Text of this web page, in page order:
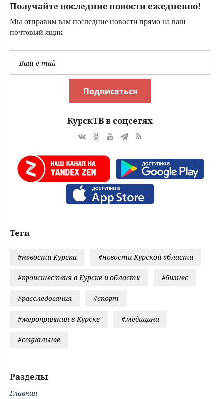
Получайте последние новости ежедневно!
Мы отправим вам последние новости прямо на ваш
почтовый ящик
Подписаться
КурскТВ в соцсетях
Теги
#новости Курска #новости Курской области
#происшествия в Курске и области #бизнес
#расследования #спорт
#мероприятия в Курске #медицина
#социальное
Разделы
Главная